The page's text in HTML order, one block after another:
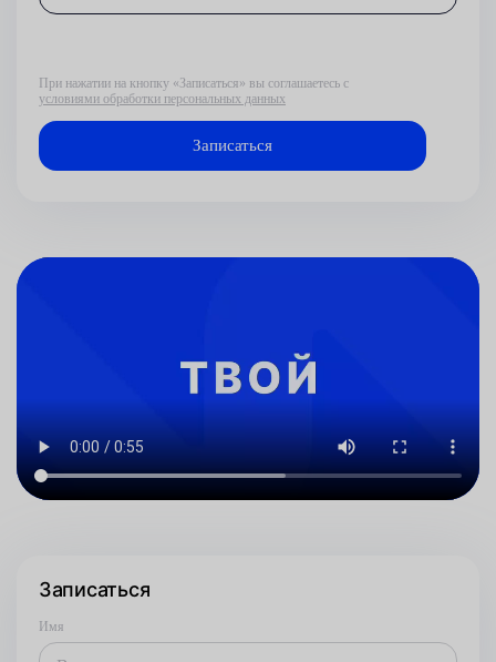
При нажатии на кнопку «Записаться» вы соглашаетесь с
условиями обработки персональных данных
Записаться
Имя